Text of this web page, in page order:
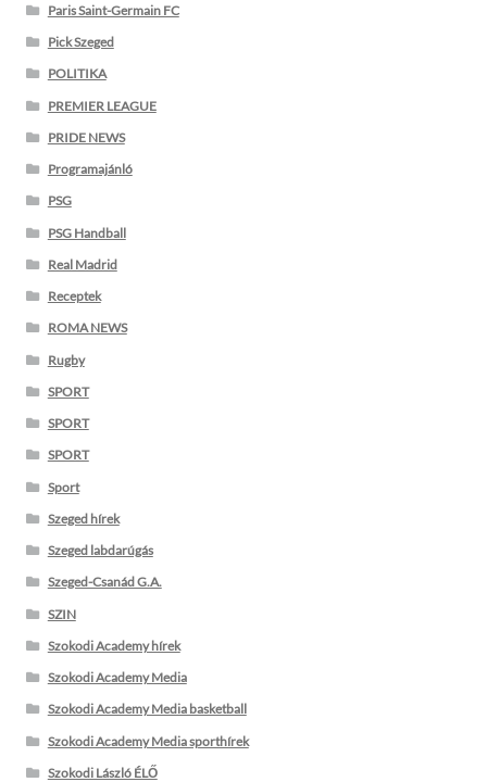
Paris Saint-Germain FC
Pick Szeged
POLITIKA
PREMIER LEAGUE
PRIDE NEWS
Programajánló
PSG
PSG Handball
Real Madrid
Receptek
ROMA NEWS
Rugby
SPORT
SPORT
SPORT
Sport
Szeged hírek
Szeged labdarúgás
Szeged-Csanád G.A.
SZIN
Szokodi Academy hírek
Szokodi Academy Media
Szokodi Academy Media basketball
Szokodi Academy Media sporthírek
Szokodi László ÉLŐ